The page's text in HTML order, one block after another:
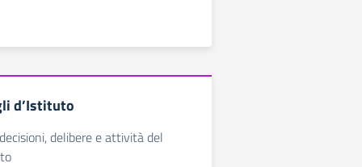
d’Istituto
delibere e attività del